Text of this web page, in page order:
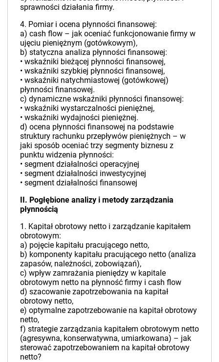
sprawności działania firmy.
4. Pomiar i ocena płynności finansowej:
a) cash flow – jak oceniać funkcjonowanie firmy w
ujęciu pieniężnym (gotówkowym),
b) statyczna analiza płynności finansowej:
• wskaźniki bieżącej płynności finansowej,
• wskaźniki szybkiej płynności finansowej,
• wskaźniki natychmiastowej (gotówkowej)
płynności finansowej.
c) dynamiczne wskaźniki płynności finansowej:
• wskaźniki wystarczalności pieniężnej,
• wskaźniki wydajności pieniężnej.
d) ocena płynności finansowej na podstawie
struktury rachunku przepływów pieniężnych – w
jaki sposób oceniać trzy segmenty biznesu z
punktu widzenia płynności:
• segment działalności operacyjnej
• segment działalności inwestycyjnej
• segment działalności finansowej
II. Pogłębione analizy i metody zarządzania
płynnością
1. Kapitał obrotowy netto i zarządzanie kapitałem
obrotowym:
a) pojęcie kapitału pracującego netto,
b) komponenty kapitału pracującego netto (analiza
zapasów, należności, zobowiązań),
c) wpływ zamrażania pieniędzy w kapitale
obrotowym netto na płynność firmy i cash flow
d) szacowanie zapotrzebowania na kapitał
obrotowy netto,
e) optymalne zapotrzebowanie na kapitał obrotowy
netto,
f) strategie zarządzania kapitałem obrotowym netto
(agresywna, konserwatywna, umiarkowana) – jak
sterować zapotrzebowaniem na kapitał obrotowy
netto?